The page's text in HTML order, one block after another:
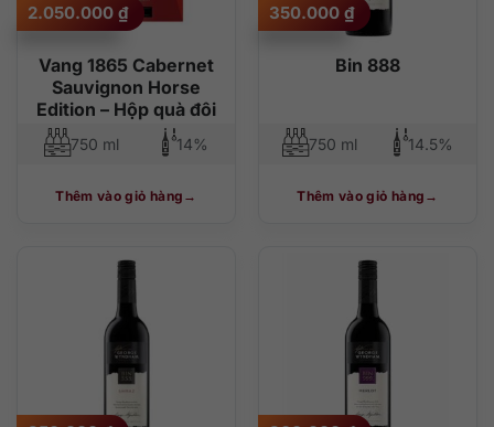
Vang 1865 Cabernet
Sauvignon Horse
Edition – Hộp quà đôi
2.050.000 ₫
750 ml 14%
Thêm vào giỏ hàng
Bin 888
350.000 ₫
750 ml 14.5%
Thêm vào giỏ hàng